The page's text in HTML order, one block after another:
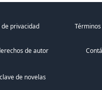
de privacidad
de autor
de novelas